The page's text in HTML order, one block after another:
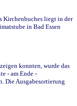
Kirchenbuches liegt in der
in Bad Essen
konnten, wurde das
- am Ende -
Die Ausgabesortierung